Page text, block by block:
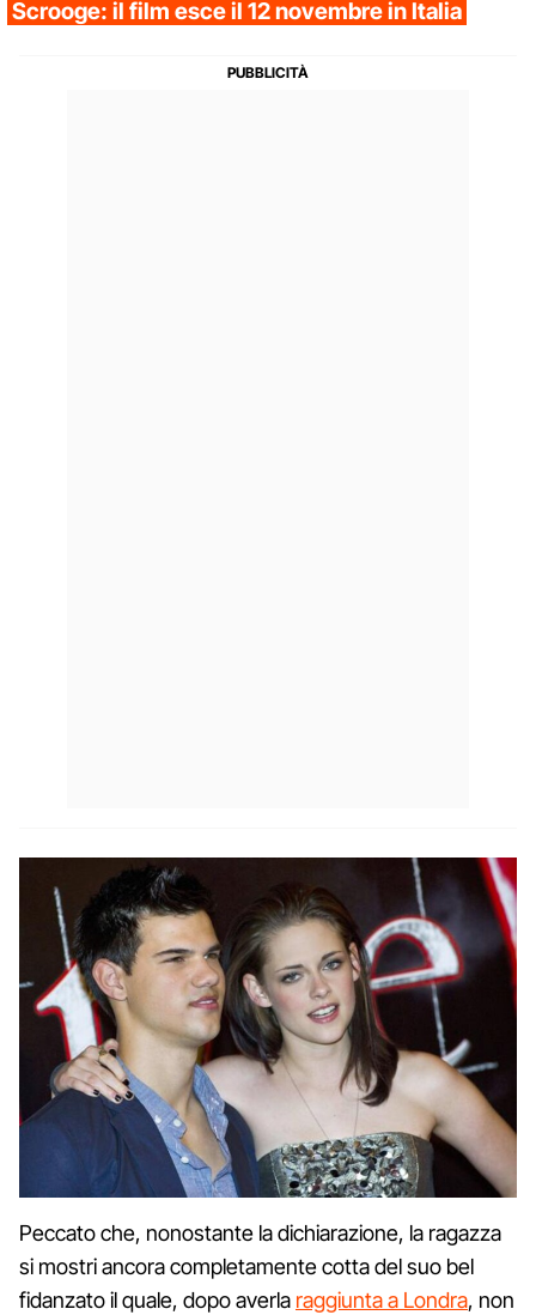
Scrooge: il film esce il 12 novembre in Italia
Peccato che, nonostante la dichiarazione, la ragazza
si mostri ancora completamente cotta del suo bel
fidanzato il quale, dopo averla raggiunta a Londra, non